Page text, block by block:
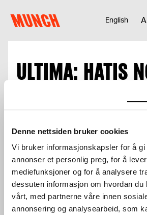
Denne nettsiden bruker cookies
Vi bruker informasjonskapsler for å gi
annonser et personlig preg, for å
mediefunksjoner og for å analysere
dessuten informasjon om hvordan du
vårt, med partnerne våre innen
annonsering og analysearbeid, som
MUNCH English
ULTIMA: HATIS
Logg inn for å benytte
medlemsrabatter.